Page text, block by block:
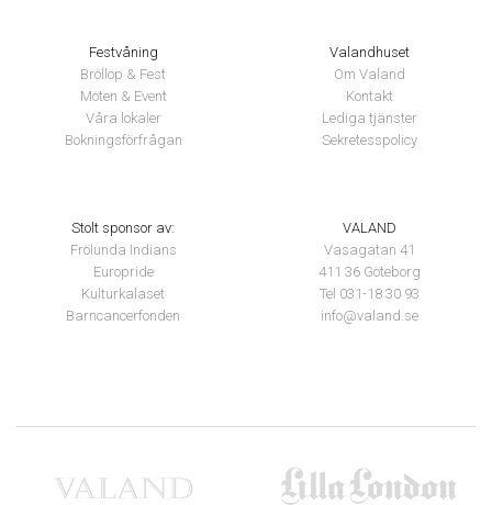
Festvåning
Bröllop & Fest
Möten & Event
Våra lokaler
Bokningsförfrågan
Valandhuset
Om Valand
Kontakt
Lediga tjänster
Sekretesspolicy
Stolt sponsor av:
Frölunda Indians
Europride
Kulturkalaset
Barncancerfonden
VALAND
Vasagatan 41
411 36 Göteborg
Tel 031-18 30 93
info@valand.se